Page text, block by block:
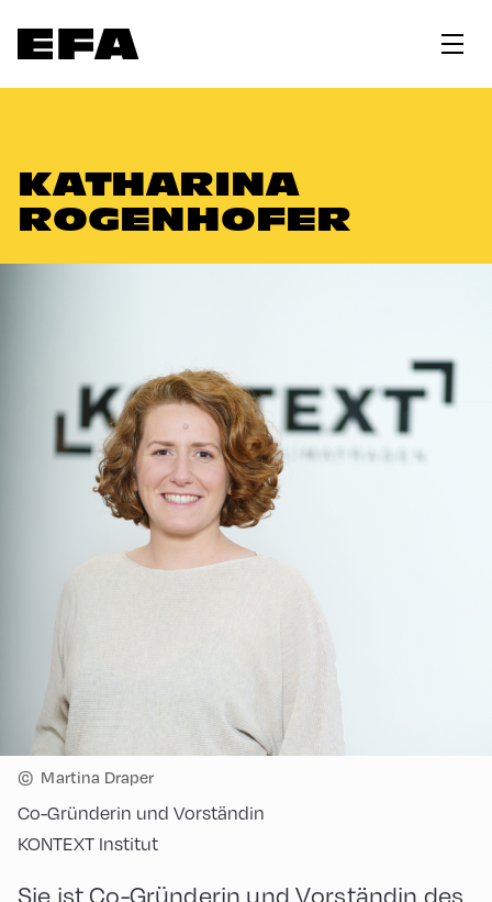
KATHARINA
ROGENHOFER
© Martina Draper
Co-Gründerin und Vorständin
KONTEXT Institut
Sie ist Co-Gründerin und Vorständin des